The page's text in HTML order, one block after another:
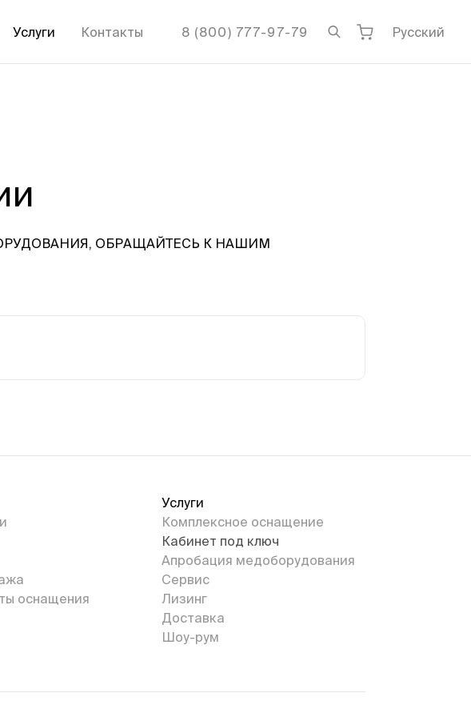
Услуги Контакты 8 (800) 777-97-79 Русский
ОБРАЩАЙТЕСЬ К НАШИМ
оснащения
Услуги
Комплексное оснащение
Кабинет под ключ
Апробация медоборудования
Сервис
Лизинг
Доставка
Шоу-рум